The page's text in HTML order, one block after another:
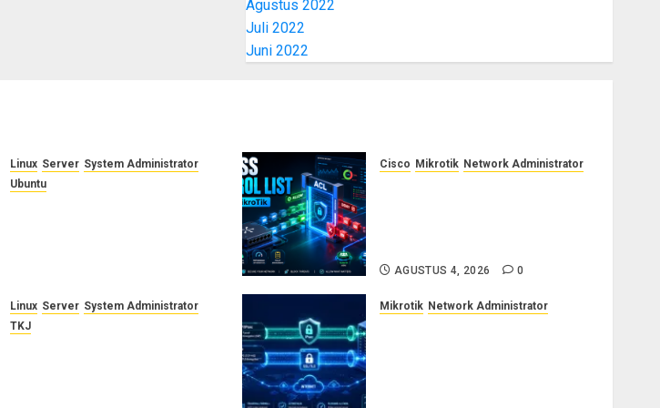
Agustus 2022
Juli 2022
Juni 2022
Linux Server System Administrator
Ubuntu
Cisco Mikrotik Network Administrator
AGUSTUS 4, 2026 0
Linux Server System Administrator
TKJ
Mikrotik Network Administrator